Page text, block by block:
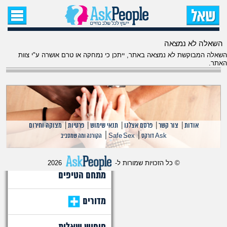
עמוד הבית
שאלות חדשות
שאלות שעוררו עניין
עצות חדשות
מה קורה כאן?
מתחם הטיפים
מדורים
השאלה לא נמצאה
השאלה המבוקשת לא נמצאה באתר, ייתכן כי נמחקה או טרם אושרה ע"י צוות
האתר.
אודות צור קשר |פרסם אצלנו |תנאי שימוש |פרטיות |מצוקה וחירום
Ask דורקס |
Safe Sex
| הקורנה ומה שמסביב
© כל הזכויות שמורות ל- 2026